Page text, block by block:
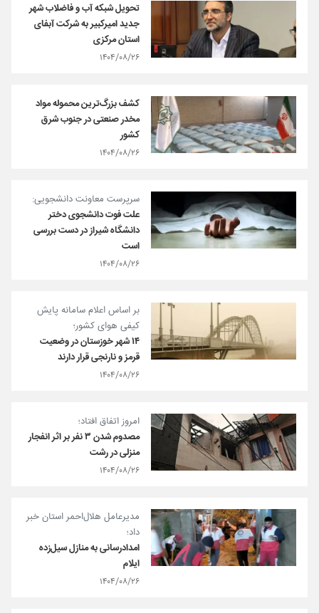
تحویل شبکه آب و فاضلاب شهر
جدید امیرکبیر به شرکت آبفای
استان مرکزی
۱۴۰۴/۰۸/۲۶
کشف بزرگ‌ترین محموله مواد
مخدر صنعتی در جنوب شرق
کشور
۱۴۰۴/۰۸/۲۶
سرپرست معاونت دانشجویی:
علت فوت دانشجوی دختر
دانشگاه شیراز در دست بررسی
است
۱۴۰۴/۰۸/۲۶
بر اساس اعلام سامانه پایش
کیفی هوای کشور؛
۱۴ شهر خوزستان در وضعیت
قرمز و نارنجی قرار دارند
۱۴۰۴/۰۸/۲۶
امروز اتفاق افتاد؛
مصدوم شدن ۳ نفر بر اثر انفجار
منزلی در رشت
۱۴۰۴/۰۸/۲۶
مدیرعامل هلال‌احمر استان خبر
داد؛
امدادرسانی به منازل سیل‌زده
ایلام
۱۴۰۴/۰۸/۲۶